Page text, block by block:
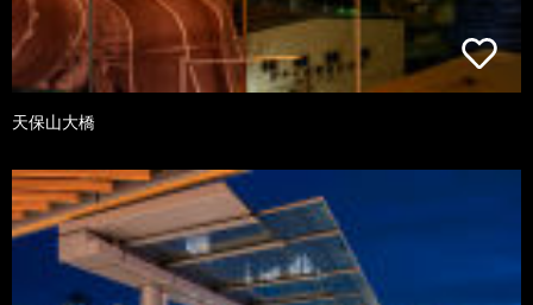
天保山大橋